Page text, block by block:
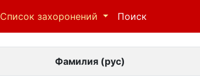
Список захоронений Поиск
Фамилия (рус)